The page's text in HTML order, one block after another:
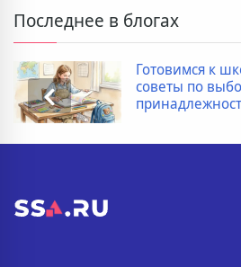
Последнее в блогах
Готовимся к
советы по